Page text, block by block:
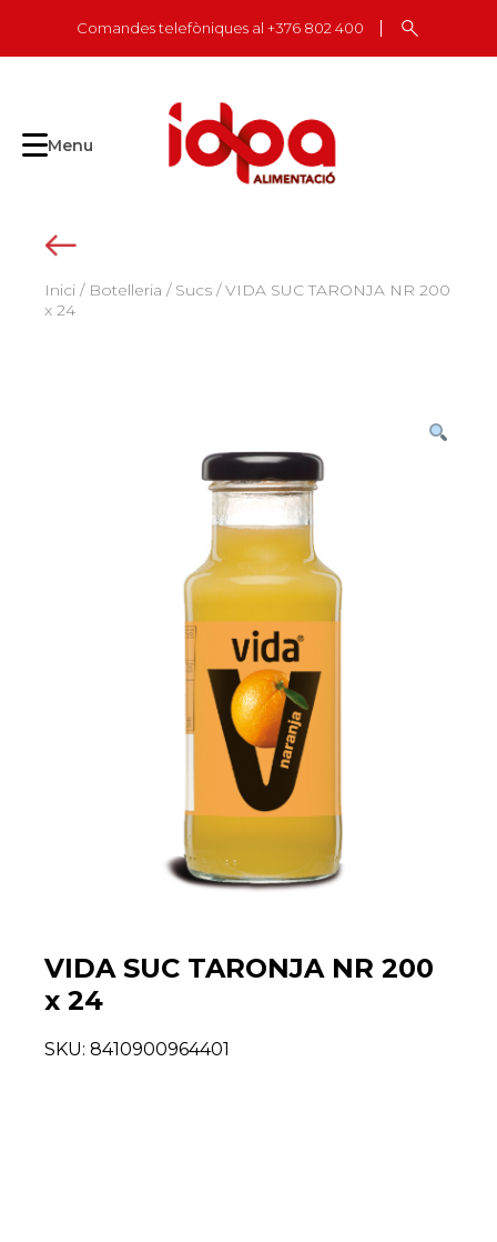
content
Comandes telefòniques al +376 802 400
Menu
Inici / Botelleria / Sucs / VIDA SUC TARONJA NR 200
x 24
VIDA SUC TARONJA NR 200
x 24
SKU: 8410900964401